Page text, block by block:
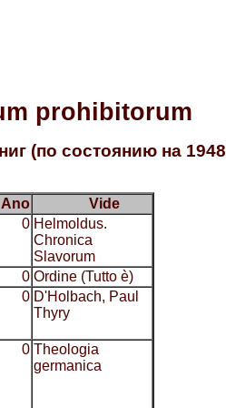
prohibitorum
(по состоянию на 1948
Ano
Vide
0 Helmoldus.
Chronica
Slavorum
0 Ordine (Tutto è)
0 D'Holbach, Paul
Thyry
0 Theologia
germanica